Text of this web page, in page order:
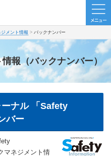
メント情報 バックナンバー
報（バックナンバー）
ナル 「Safety
バー
マネジメント情